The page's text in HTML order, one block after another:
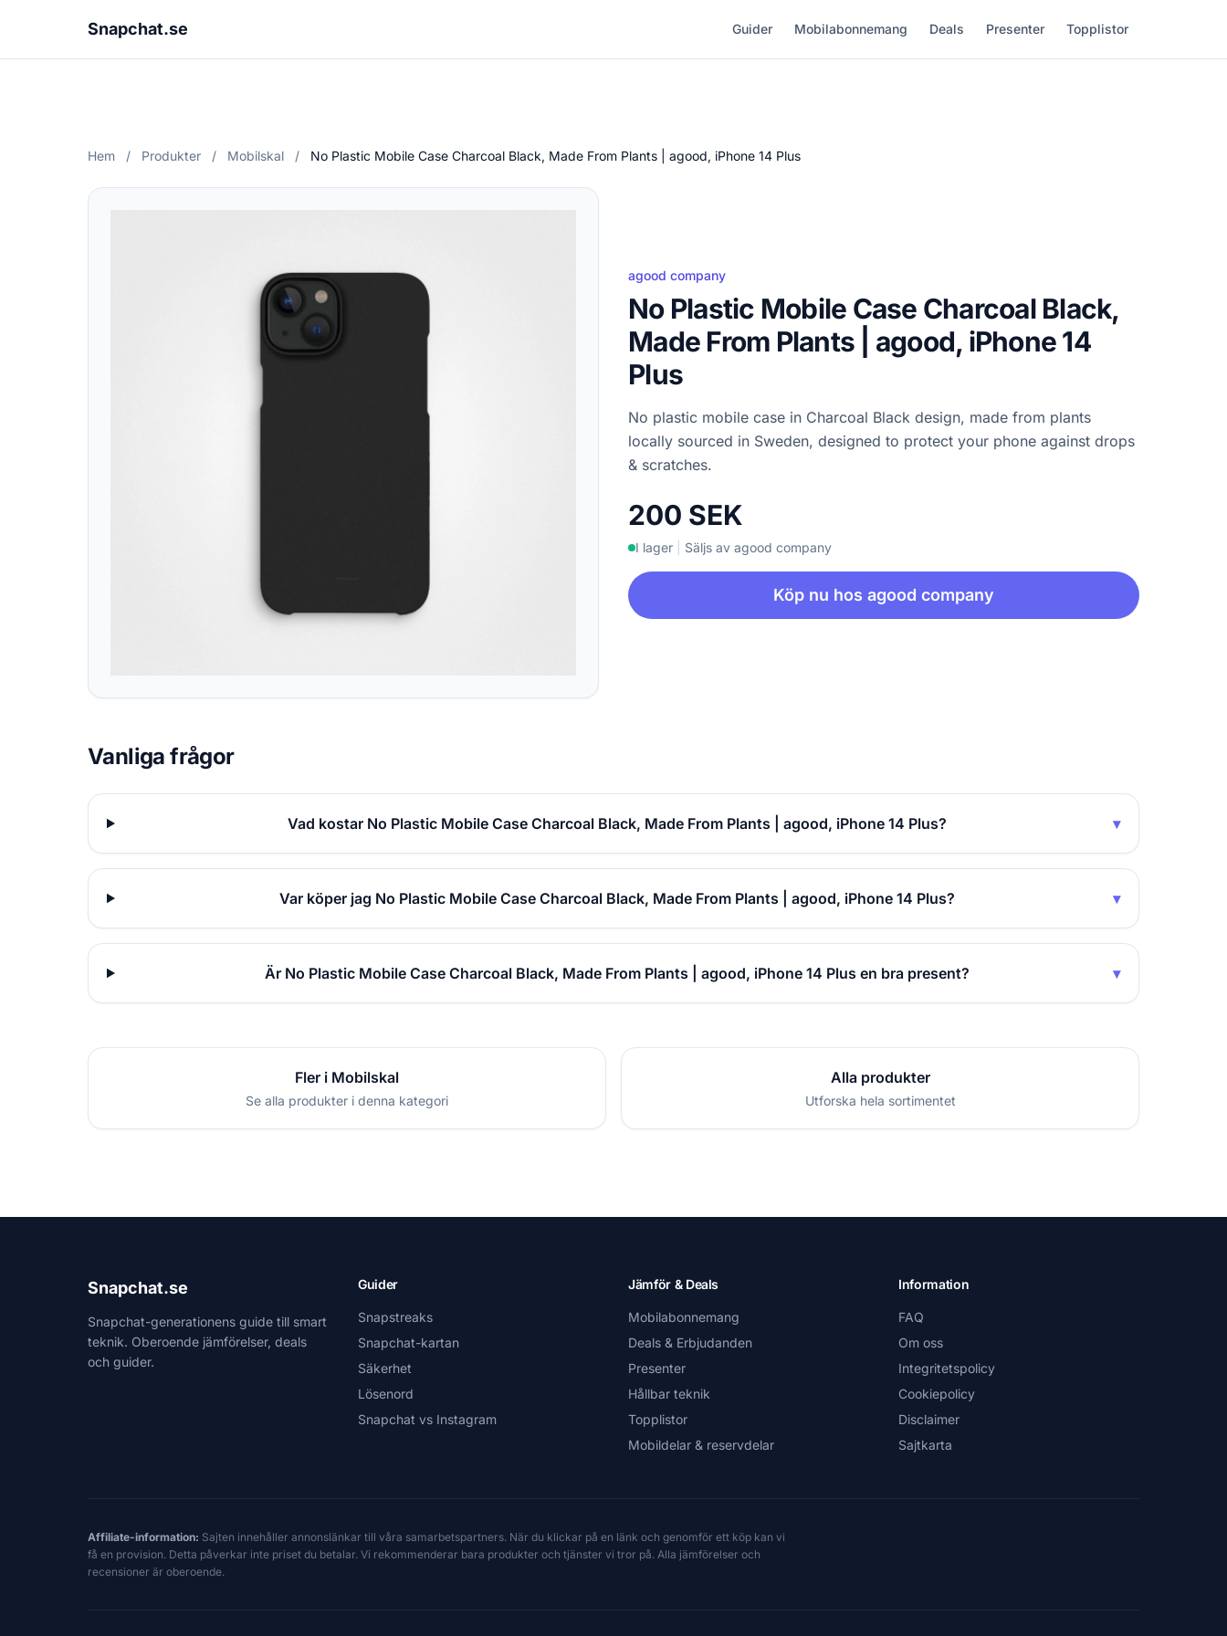
Snapchat.se Guider Mobilabonnemang Deals Presenter Topplistor
Hem / Produkter / Mobilskal / No Plastic Mobile Case Charcoal Black, Made From Plants | agood, iPhone 14 Plus
agood company
No Plastic Mobile Case Charcoal Black,
Made From Plants | agood, iPhone 14
Plus
No plastic mobile case in Charcoal Black design, made from plants
locally sourced in Sweden, designed to protect your phone against drops
& scratches.
200 SEK
I lager Säljs av agood company
Köp nu hos agood company
Vanliga frågor
Vad kostar No Plastic Mobile Case Charcoal Black, Made From Plants | agood, iPhone 14 Plus? ▾
Var köper jag No Plastic Mobile Case Charcoal Black, Made From Plants | agood, iPhone 14 Plus? ▾
Är No Plastic Mobile Case Charcoal Black, Made From Plants | agood, iPhone 14 Plus en bra present? ▾
Fler i Mobilskal
Se alla produkter i denna kategori
Alla produkter
Utforska hela sortimentet
Snapchat.se
Snapchat-generationens guide till smart
teknik. Oberoende jämförelser, deals
och guider.
Guider
Snapstreaks
Snapchat-kartan
Säkerhet
Lösenord
Snapchat vs Instagram
Jämför & Deals
Mobilabonnemang
Deals & Erbjudanden
Presenter
Hållbar teknik
Topplistor
Mobildelar & reservdelar
Information
FAQ
Om oss
Integritetspolicy
Cookiepolicy
Disclaimer
Sajtkarta
Affiliate-information: Sajten innehåller annonslänkar till våra samarbetspartners. När du klickar på en länk och genomför ett köp kan vi
få en provision. Detta påverkar inte priset du betalar. Vi rekommenderar bara produkter och tjänster vi tror på. Alla jämförelser och
recensioner är oberoende.